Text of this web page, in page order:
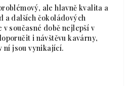
ale hlavně kvalita a
a dalších čokoládových
současné době nejlepší v
i návštěvu kavárny,
ní jsou vynikající.
je 5 z 5 hvězdiček.